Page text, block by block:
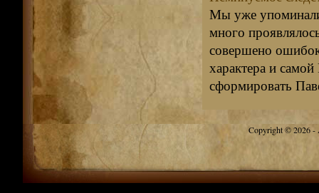
Мы уже
много
совершено
характера и
сформировать
Copyright © 2026 -